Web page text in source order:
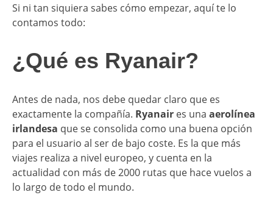
Si ni tan siquiera sabes cómo empezar, aquí te lo
contamos todo:
¿Qué es Ryanair?
Antes de nada, nos debe quedar claro que es
exactamente la compañía. Ryanair es una aerolínea
irlandesa que se consolida como una buena opción
para el usuario al ser de bajo coste. Es la que más
viajes realiza a nivel europeo, y cuenta en la
actualidad con más de 2000 rutas que hace vuelos a
lo largo de todo el mundo.